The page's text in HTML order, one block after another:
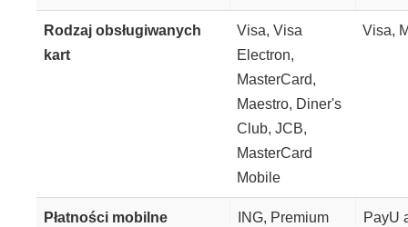
Rodzaj obsługiwanych
kart
Visa, Visa
Electron,
MasterCard,
Maestro, Diner's
Club, JCB,
MasterCard
Mobile
Visa,
Płatności mobilne
ING, Premium
PayU